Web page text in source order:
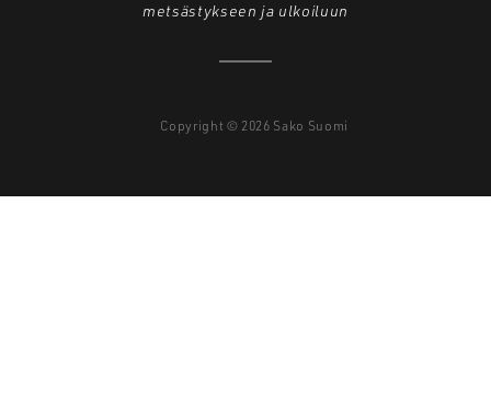
metsästykseen ja ulkoiluun
Copyright © 2026 Sako Suomi